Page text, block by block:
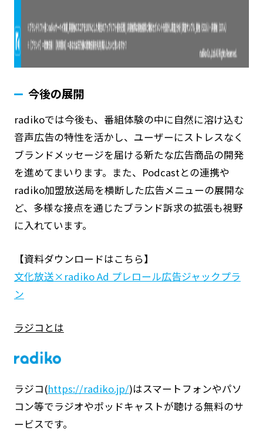
今後の展開
radikoでは今後も、番組体験の中に自然に溶け込む
音声広告の特性を活かし、ユーザーにストレスなく
ブランドメッセージを届ける新たな広告商品の開発
を進めてまいります。また、Podcastとの連携や
radiko加盟放送局を横断した広告メニューの展開な
ど、多様な接点を通じたブランド訴求の拡張も視野
に入れています。
【資料ダウンロードはこちら】
文化放送×radiko Ad プレロール広告ジャックプラ
ン
ラジコとは
ラジコ(https://radiko.jp/)はスマートフォンやパソ
コン等でラジオやポッドキャストが聴ける無料のサ
ービスです。